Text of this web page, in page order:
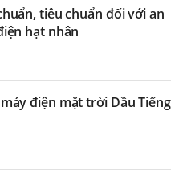
tiêu chuẩn đối với an
hạt nhân
điện mặt trời Dầu Tiếng